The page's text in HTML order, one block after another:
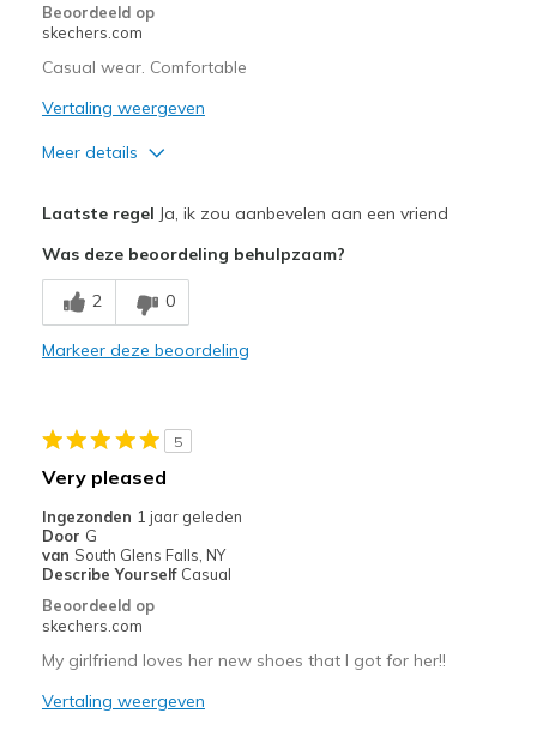
Beoordeeld op
skechers.com
Casual wear. Comfortable
Vertaling weergeven
Meer details
Breathe Well
Comfortable
Width
Feels true to width
Sizing
Feels true to size
View On Shoes
Laatste regel Ja, ik zou aanbevelen aan een vriend
Was deze beoordeling behulpzaam?
2 0
Markeer deze beoordeling
5
Very pleased
Ingezonden 1 jaar geleden
Door G
van South Glens Falls, NY
Describe Yourself Casual
Beoordeeld op
skechers.com
My girlfriend loves her new shoes that I got for her!!
Vertaling weergeven